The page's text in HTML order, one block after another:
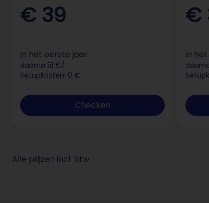
€ 39
in het eerste jaar
daarna 51 €/
Setupkosten: 0 €
Checken
€
in
Alle prijzen incl. btw